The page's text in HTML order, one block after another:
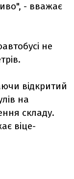
- вважає
не
відкритий
на
складу.
віце-